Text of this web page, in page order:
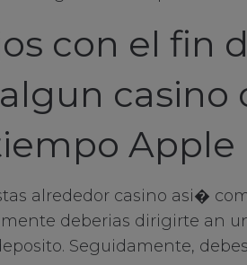
con el fin
casino
Apple
alrededor casino asi�
deberias dirigirte an
Seguidamente,